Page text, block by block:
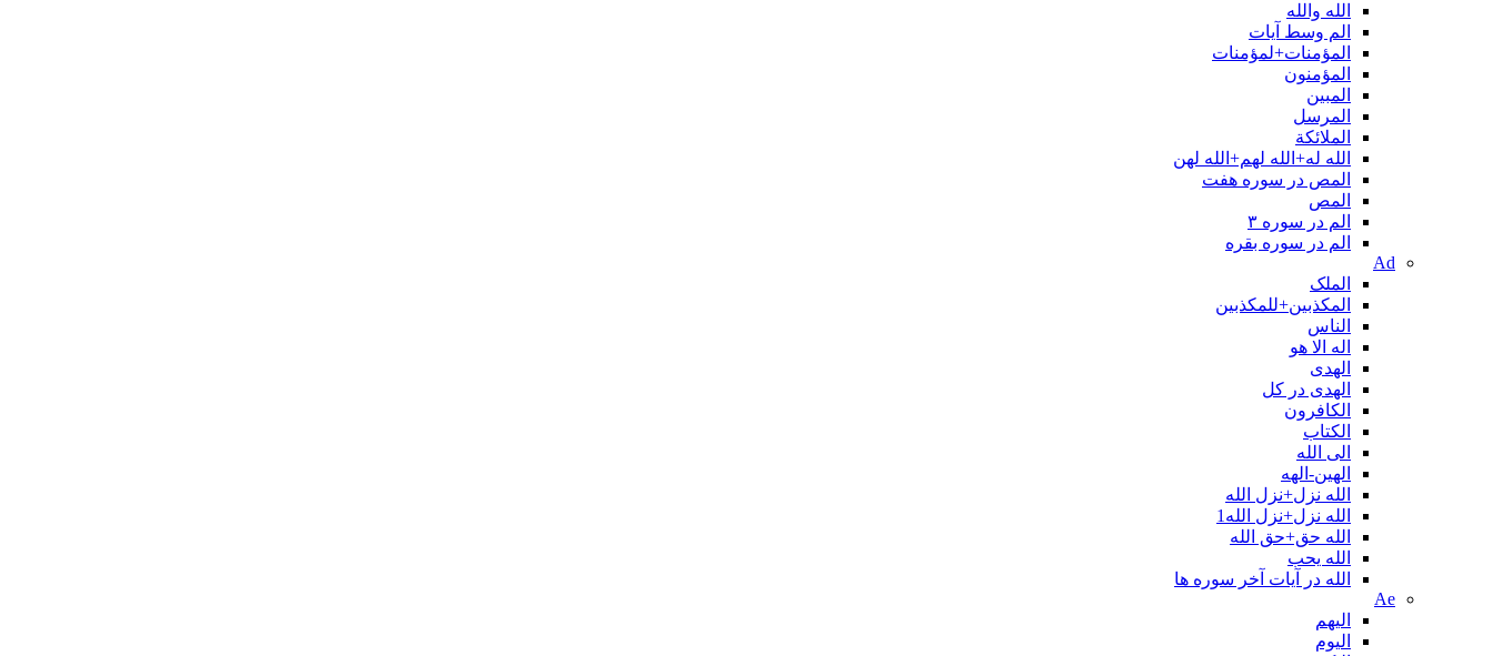
الله والله
الم وسط آیات
المؤمنات+لمؤمنات
المؤمنون
المبین
المرسل
الملائكة
الله له+الله لهم+الله لهن
المص در سوره هفت
المص
الم در سوره ۳
الم در سوره بقره
Ad
الملک
المکذبین+للمکذبین
الناس
اله الا هو
الهدی
الهدی در کل
الکافرون
الکتاب
الی الله
الهین-الهه
الله نزل+نزل الله
الله نزل+نزل الله1
الله حق+حق الله
الله یحب
الله در آیات آخر سوره ها
Ae
الیهم
الیوم